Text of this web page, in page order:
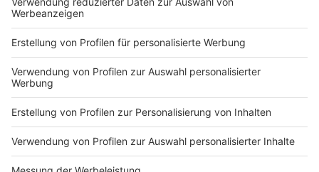
Im Homeoffice selber auf entsprechenden
Schutz achten
Anzeige
Auch im Homeoffice muss auf die Temperatur
geachtet werden - selbstverständlich ist ein jeder
selbst dafür verantwortlich. Egal ob man die Fenster
öffnet, einen Sonnenschutz hat oder aber sich
anderweitig abkühlen kann: Es muss dafür gesorgt